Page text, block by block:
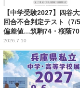
【中学受験2027】四谷
回合不合判定テスト（7/5
偏差値…筑駒74・桜蔭70
2026.7.10